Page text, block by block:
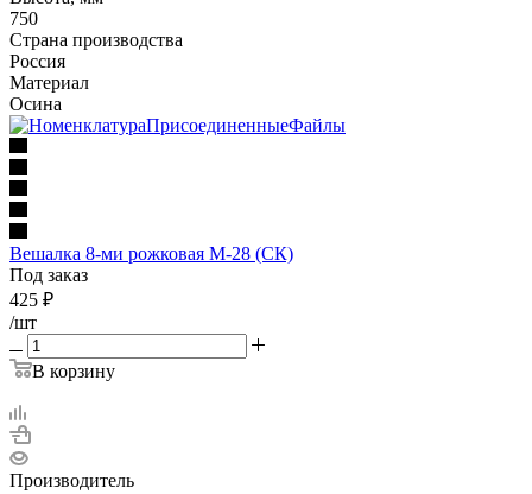
750
Страна производства
Россия
Материал
Осина
Вешалка 8-ми рожковая М-28 (СК)
Под заказ
425 ₽
/шт
В корзину
Производитель